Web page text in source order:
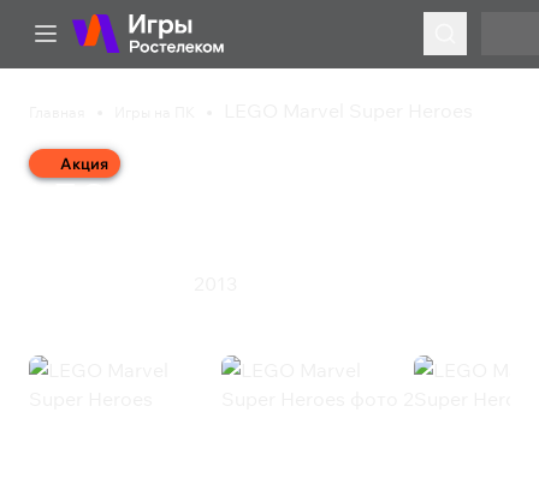
Акция
LEGO Marvel Super